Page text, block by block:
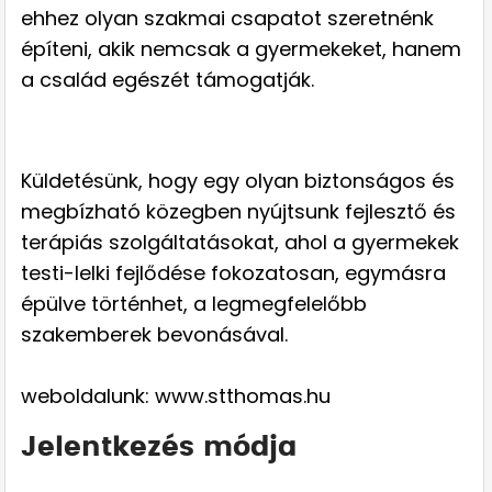
ehhez olyan szakmai csapatot szeretnénk
építeni, akik nemcsak a gyermekeket, hanem
a család egészét támogatják.
Küldetésünk, hogy egy olyan biztonságos és
megbízható közegben nyújtsunk fejlesztő és
terápiás szolgáltatásokat, ahol a gyermekek
testi-lelki fejlődése fokozatosan, egymásra
épülve történhet, a legmegfelelőbb
szakemberek bevonásával.
weboldalunk: www.stthomas.hu
Jelentkezés módja